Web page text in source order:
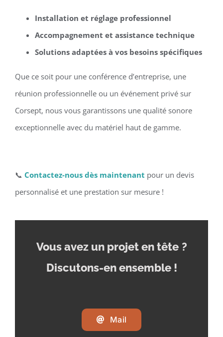
Installation et réglage professionnel
Accompagnement et assistance technique
Solutions adaptées à vos besoins spécifiques
Que ce soit pour une conférence d’entreprise, une
réunion professionnelle ou un événement privé sur
Corsept, nous vous garantissons une qualité sonore
exceptionnelle avec du matériel haut de gamme.
📞 Contactez-nous dès maintenant pour un devis
personnalisé et une prestation sur mesure !
Vous avez un projet en tête ?
Discutons-en ensemble !
Mail